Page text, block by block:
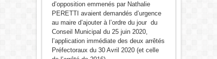
d’opposition emmenés par Nathalie
PERETTI avaient demandés d’urgence
au maire d’ajouter à l’ordre du jour du
Conseil Municipal du 25 juin 2020,
l’application immédiate des deux arrêtés
Préfectoraux du 30 Avril 2020 (et celle